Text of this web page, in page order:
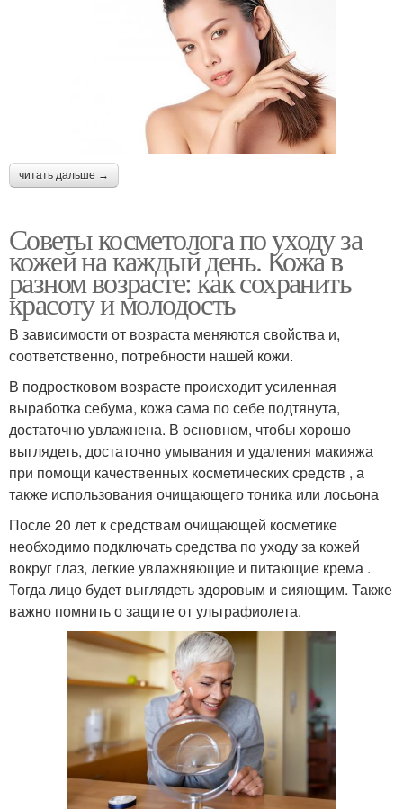
читать дальше →
Советы косметолога по уходу за
кожей на каждый день. Кожа в
разном возрасте: как сохранить
красоту и молодость
В зависимости от возраста меняются свойства и,
соответственно, потребности нашей кожи.
В подростковом возрасте происходит усиленная
выработка себума, кожа сама по себе подтянута,
достаточно увлажнена. В основном, чтобы хорошо
выглядеть, достаточно умывания и удаления макияжа
при помощи качественных косметических средств , а
также использования очищающего тоника или лосьона
После 20 лет к средствам очищающей косметике
необходимо подключать средства по уходу за кожей
вокруг глаз, легкие увлажняющие и питающие крема .
Тогда лицо будет выглядеть здоровым и сияющим. Также
важно помнить о защите от ультрафиолета.